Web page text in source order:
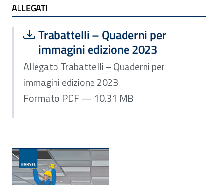
ALLEGATI
Scarica file:
Trabattelli – Quaderni per
immagini edizione 2023
Formato PDF — Dimensione 10.31 MB
Allegato Trabattelli – Quaderni per
immagini edizione 2023
Formato PDF — 10.31 MB